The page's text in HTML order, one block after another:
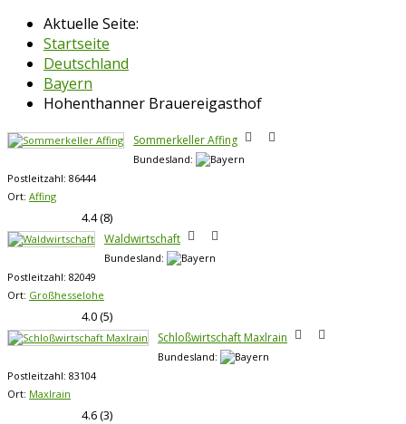
Aktuelle Seite:
Startseite
Deutschland
Bayern
Hohenthanner Brauereigasthof
Sommerkeller Affing
Bundesland:
Postleitzahl: 86444
Ort: Affing
4.4(8)
Waldwirtschaft
Bundesland:
Postleitzahl: 82049
Ort: Großhesselohe
4.0(5)
Schloßwirtschaft Maxlrain
Bundesland:
Postleitzahl: 83104
Ort: Maxlrain
4.6(3)